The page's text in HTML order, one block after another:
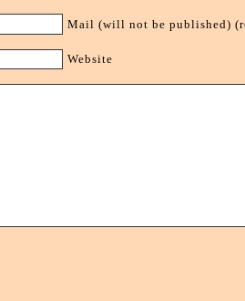
Mail (will not be published)
Website